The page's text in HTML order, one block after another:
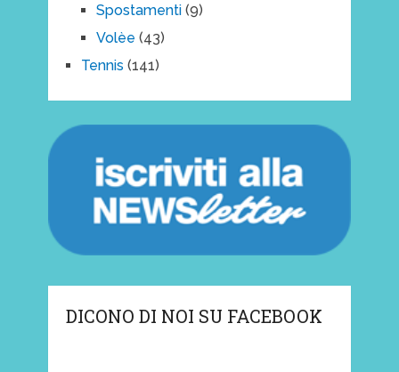
Spostamenti(9)
Volèe (43)
Tennis (141)
DICONO DI NOI SU FACEBOOK